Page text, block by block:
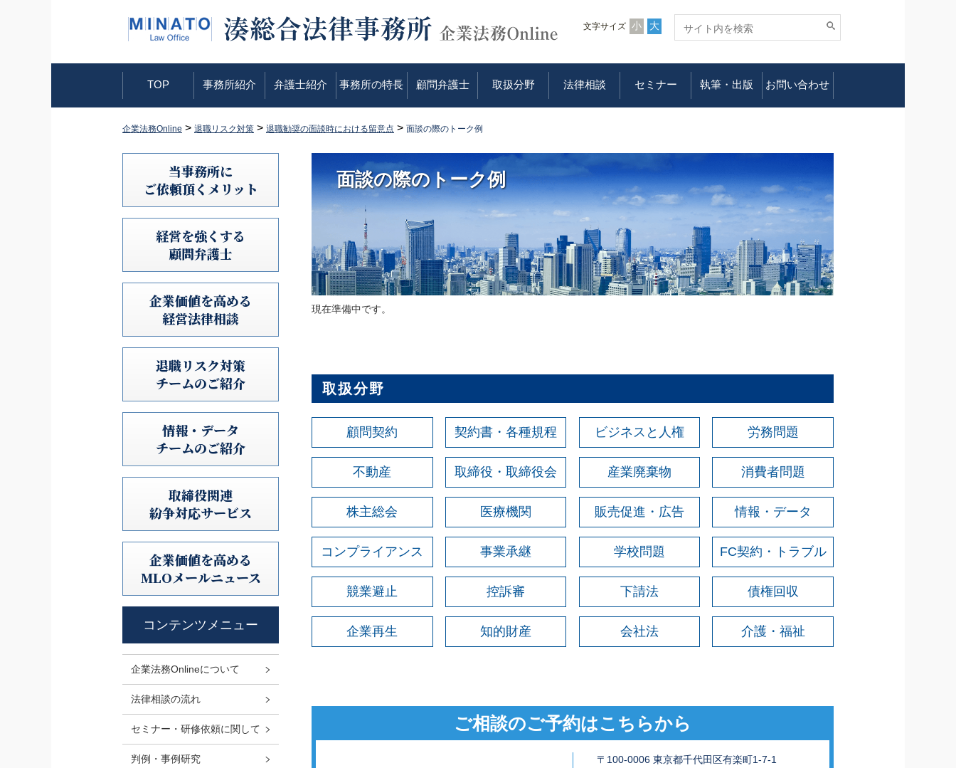
文字サイズ 小 大
TOP 事務所紹介 弁護士紹介 事務所の特長 顧問弁護士 取扱分野 法律相談 セミナー 執筆・出版 お問い合わせ
企業法務Online > 退職リスク対策 > 退職勧奨の面談時における留意点 > 面談の際のトーク例
面談の際のトーク例
現在準備中です。
取扱分野
顧問契約 契約書・各種規程 ビジネスと人権 労務問題
不動産 取締役・取締役会 産業廃棄物 消費者問題
株主総会 医療機関 販売促進・広告 情報・データ
コンプライアンス 事業承継 学校問題 FC契約・トラブル
競業避止 控訴審 下請法 債権回収
企業再生 知的財産 会社法 介護・福祉
ご相談のご予約はこちらから
〒100-0006 東京都千代田区有楽町1-7-1
当事務所に
ご依頼頂くメリット
経営を強くする
顧問弁護士
企業価値を高める
経営法律相談
退職リスク対策
チームのご紹介
情報・データ
チームのご紹介
取締役関連
紛争対応サービス
企業価値を高める
MLOメールニュース
コンテンツメニュー
企業法務Onlineについて
法律相談の流れ
セミナー・研修依頼に関して
判例・事例研究